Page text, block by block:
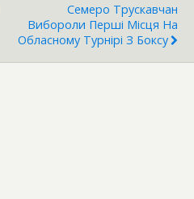
Семеро Трускавчан
Вибороли Перші Місця На
Обласному Турнірі З Боксу